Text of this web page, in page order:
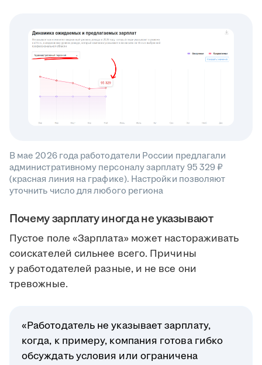
В мае 2026 года работодатели России предлагали
административному персоналу зарплату 95 329 ₽
(красная линия на графике). Настройки позволяют
уточнить число для любого региона
Почему зарплату иногда не указывают
Пустое поле «Зарплата» может настораживать
соискателей сильнее всего. Причины
у работодателей разные, и не все они
тревожные.
«Работодатель не указывает зарплату,
когда, к примеру, компания готова гибко
обсуждать условия или ограничена